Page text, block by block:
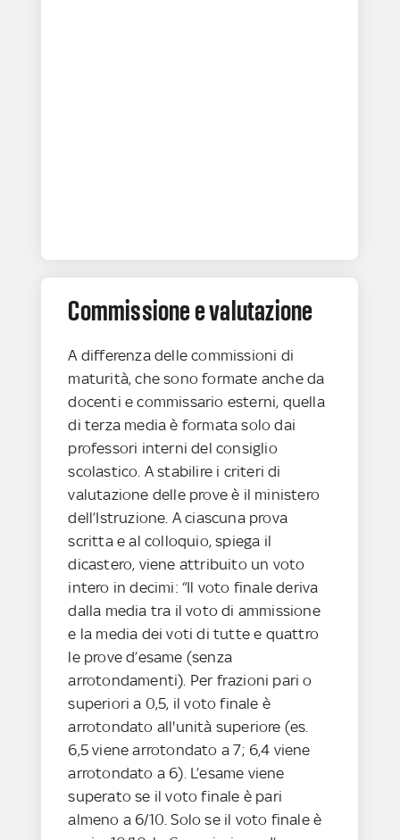
Commissione e valutazione
A differenza delle commissioni di
maturità, che sono formate anche da
docenti e commissario esterni, quella
di terza media è formata solo dai
professori interni del consiglio
scolastico. A stabilire i criteri di
valutazione delle prove è il ministero
dell’Istruzione. A ciascuna prova
scritta e al colloquio, spiega il
dicastero, viene attribuito un voto
intero in decimi: “Il voto finale deriva
dalla media tra il voto di ammissione
e la media dei voti di tutte e quattro
le prove d’esame (senza
arrotondamenti). Per frazioni pari o
superiori a 0,5, il voto finale è
arrotondato all'unità superiore (es.
6,5 viene arrotondato a 7; 6,4 viene
arrotondato a 6). L’esame viene
superato se il voto finale è pari
almeno a 6/10. Solo se il voto finale è